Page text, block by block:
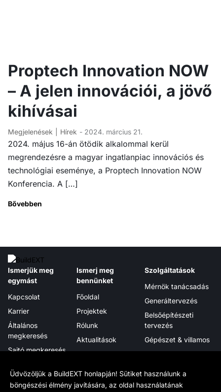
Proptech Innovation NOW
– A jelen innovációi, a jövő
kihívásai
Megjelenések Hírek - 2024. március 21.
2024. május 16-án ötödik alkalommal kerül
megrendezésre a magyar ingatlanpiac innovációs és
technológiai eseménye, a Proptech Innovation NOW
Konferencia. A […]
Bővebben
Ismerjük meg
egymást
Kapcsolat
Karrier
Általános
megkeresés
Sajtó megkeresés
Ismerj meg
bennünket
Főoldal
Projektek
Rólunk
Aktualitások
Megjelenéseink
elismerések
Szolgáltatások
Mérnök tanácsadás
Generáltervezés
Belsőépítészeti
tervezés
Gépészet & villamos
Projektmenedzsment
Üdvözöljük a BuildEXT honlapján! Sütiket használunk a
böngészési élmény javítására, az oldal használatának